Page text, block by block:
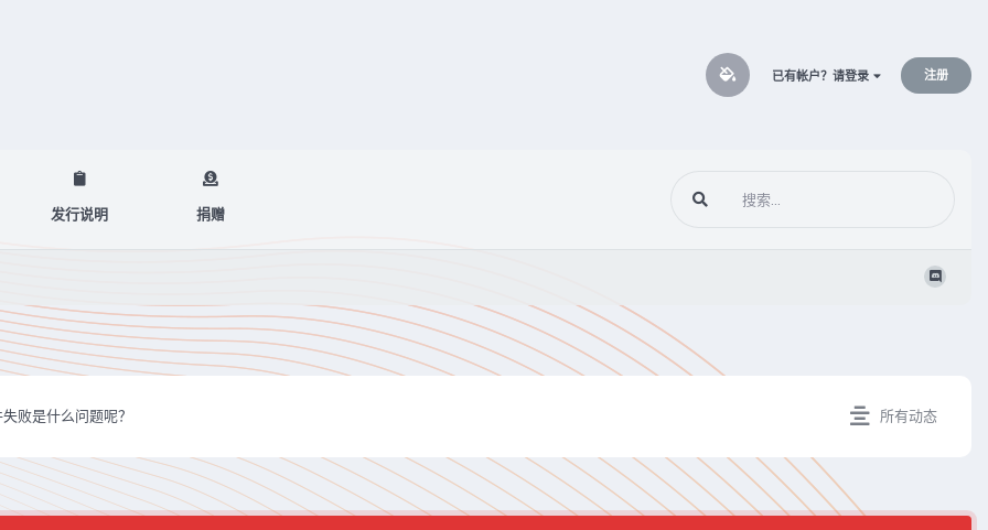
已有帐户？请登录 注册
发行说明 捐赠
所有动态
败是什么问题呢？